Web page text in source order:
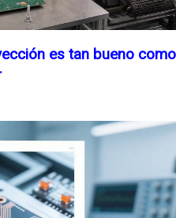
es tan bueno como